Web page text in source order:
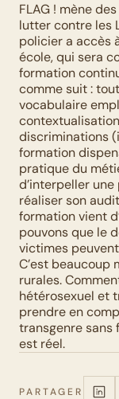
FLAG ! mène
lutter contre les
policier a accès
école, qui sera
formation
comme suit :
vocabulaire
discriminations
formation
pratique du
d’interpeller
réaliser son
formation vient
pouvons que le
victimes
C’est beaucoup
rurales.
hétérosexuel et
prendre en
transgenre sans
est réel.
PARTAGER